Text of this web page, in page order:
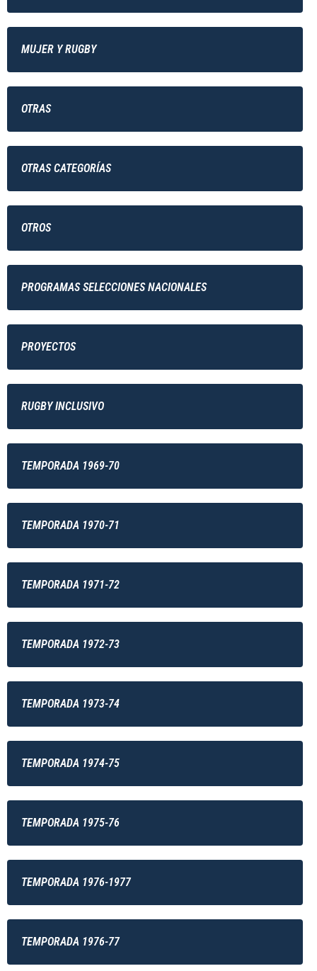
MUJER Y RUGBY
OTRAS
OTRAS CATEGORÍAS
OTROS
PROGRAMAS SELECCIONES NACIONALES
PROYECTOS
RUGBY INCLUSIVO
TEMPORADA 1969-70
TEMPORADA 1970-71
TEMPORADA 1971-72
TEMPORADA 1972-73
TEMPORADA 1973-74
TEMPORADA 1974-75
TEMPORADA 1975-76
TEMPORADA 1976-1977
TEMPORADA 1976-77